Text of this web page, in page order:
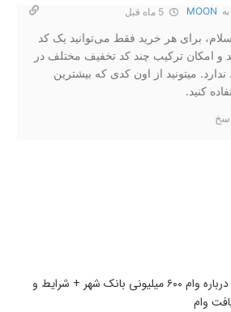
MOON
برای هر خرید فقط می‌توانید یک کد
و امکان ترکیب چند کد تخفیف مختلف در
میتونید از اون کدی که بیشترین
کنید.
همه چیز درباره وام ۶۰۰ میلیونی بانک شهر + شرایط و
وام